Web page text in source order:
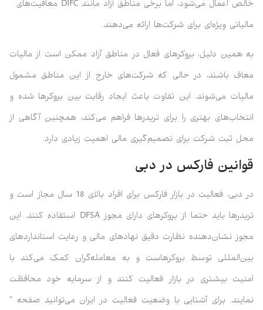
خالص اعمال می‌شود، اما برخی مناطق آزاد مانند DIFC معافیت‌های
مالیاتی ویژه‌ای برای شرکت‌ها ارائه می‌دهند.
به همین دلیل، بروکرهای فعال در مناطق آزاد ممکن است از مالیات
معاف باشند، در حالی که شرکت‌های خارج از این مناطق مشمول
مالیات می‌شوند. این تفاوت باعث ایجاد رقابت بین بروکرها شده و
انتخاب‌های بهتری را برای تریدرها فراهم می‌کند، همچنین آگاهی از
محل ثبت شرکت برای تصمیم‌گیری مالی اهمیت زیادی دارد.
قوانین فارکس در دبی
در دبی، فعالیت در بازار فارکس برای افراد بالای 18 سال مجاز است و
تریدرها باید حتما از بروکرهای دارای مجوز DFSA استفاده کنند. این
مجوز نشان‌دهنده نظارت دقیق نهادهای مالی و رعایت استانداردهای
بین‌المللی توسط بروکرهاست و به معامله‌گران کمک می‌کند با
امنیت بیشتری در بازار فعالیت کنند و از سرمایه خود محافظت
نمایند. برای آشنایی با وضعیت فعالیت در ایران می‌توانید صفحه ”